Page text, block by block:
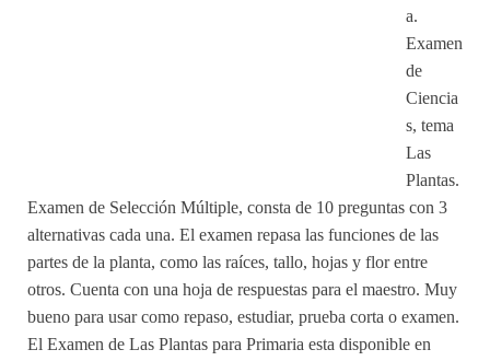
a.
Examen
de
Ciencia
s, tema
Las
Plantas.
Examen de Selección Múltiple, consta de 10 preguntas con 3
alternativas cada una. El examen repasa las funciones de las
partes de la planta, como las raíces, tallo, hojas y flor entre
otros. Cuenta con una hoja de respuestas para el maestro. Muy
bueno para usar como repaso, estudiar, prueba corta o examen.
El Examen de Las Plantas para Primaria esta disponible en